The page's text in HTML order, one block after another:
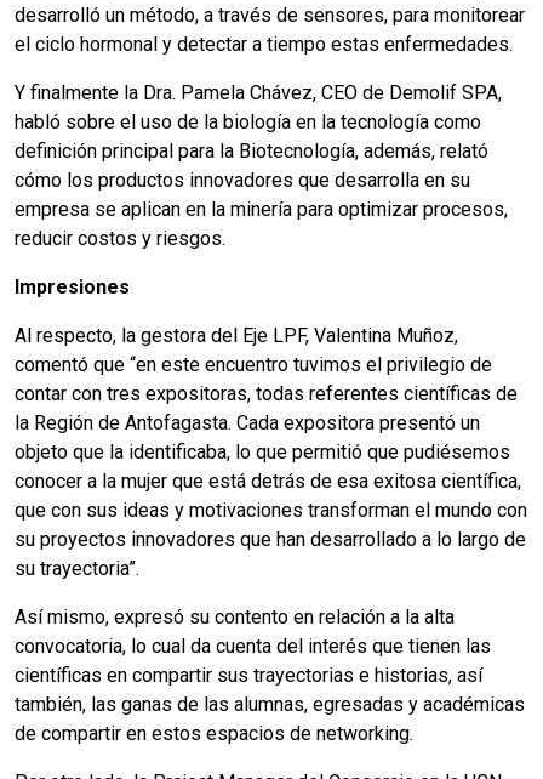
desarrolló un método, a través de sensores, para monitorear
el ciclo hormonal y detectar a tiempo estas enfermedades.
Y finalmente la Dra. Pamela Chávez, CEO de Demolif SPA,
habló sobre el uso de la biología en la tecnología como
definición principal para la Biotecnología, además, relató
cómo los productos innovadores que desarrolla en su
empresa se aplican en la minería para optimizar procesos,
reducir costos y riesgos.
Impresiones
Al respecto, la gestora del Eje LPF, Valentina Muñoz,
comentó que “en este encuentro tuvimos el privilegio de
contar con tres expositoras, todas referentes científicas de
la Región de Antofagasta. Cada expositora presentó un
objeto que la identificaba, lo que permitió que pudiésemos
conocer a la mujer que está detrás de esa exitosa científica,
que con sus ideas y motivaciones transforman el mundo con
su proyectos innovadores que han desarrollado a lo largo de
su trayectoria”.
Así mismo, expresó su contento en relación a la alta
convocatoria, lo cual da cuenta del interés que tienen las
científicas en compartir sus trayectorias e historias, así
también, las ganas de las alumnas, egresadas y académicas
de compartir en estos espacios de networking.